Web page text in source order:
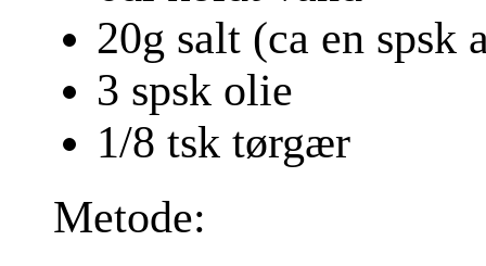
20g salt (ca en
3 spsk olie
1/8 tsk tørgær
Metode: